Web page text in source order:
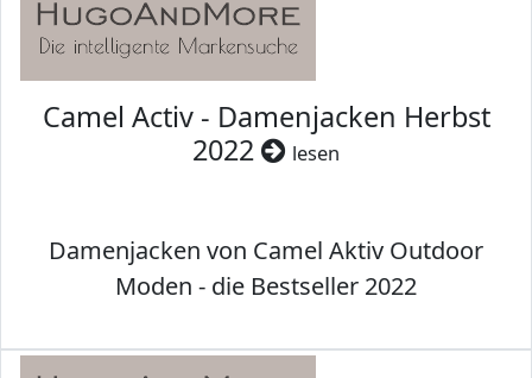
Camel Activ - Damenjacken Herbst
2022
lesen
Damenjacken von Camel Aktiv Outdoor
Moden - die Bestseller 2022